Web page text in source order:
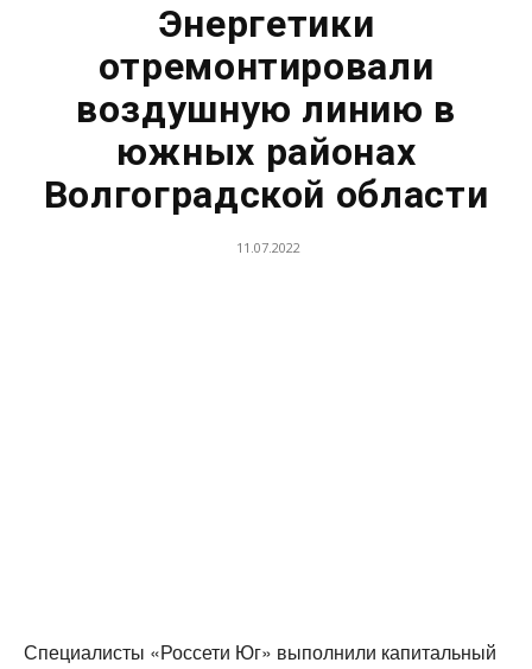
Энергетики
отремонтировали
воздушную линию в
южных районах
Волгоградской области
11.07.2022
Специалисты «Россети Юг» выполнили капитальный